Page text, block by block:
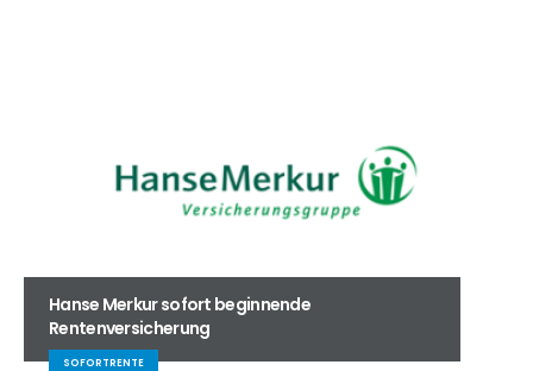
Hanse Merkur sofort beginnende
Rentenversicherung
SOFORTRENTE